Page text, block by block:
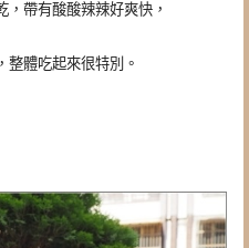
帶有酸酸辣辣好爽快，
整體吃起來很特別。